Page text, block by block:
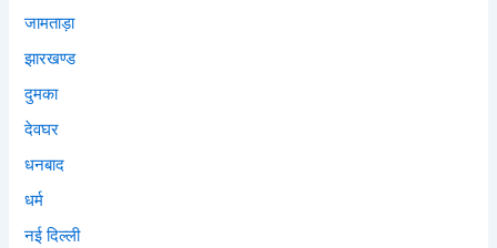
जामताड़ा
झारखण्ड
दुमका
देवघर
धनबाद
धर्म
नई दिल्ली